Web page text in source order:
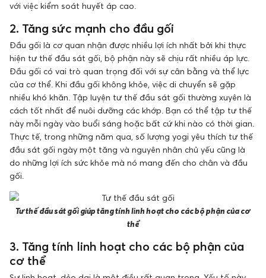
với việc kiểm soát huyết áp cao.
2. Tăng sức mạnh cho đầu gối
Đầu gối là cơ quan nhận được nhiều lợi ích nhất bởi khi thực
hiện tư thế đầu sát gối, bộ phận này sẽ chịu rất nhiều áp lực.
Đầu gối có vai trò quan trọng đối với sự cân bằng và thể lực
của cơ thể. Khi đầu gối không khỏe, việc di chuyển sẽ gặp
nhiều khó khăn. Tập luyện tư thế đầu sát gối thường xuyên là
cách tốt nhất để nuôi dưỡng các khớp. Bạn có thể tập tư thế
này mỗi ngày vào buổi sáng hoặc bất cứ khi nào có thời gian.
Thực tế, trong những năm qua, số lượng yogi yêu thích tư thế
đầu sát gối ngày một tăng và nguyên nhân chủ yếu cũng là
do những lợi ích sức khỏe mà nó mang đến cho chân và đầu
gối.
Tư thế đầu sát gối giúp tăng tính linh hoạt cho các bộ phận của cơ
thể
3. Tăng tính linh hoạt cho các bộ phận của
cơ thể